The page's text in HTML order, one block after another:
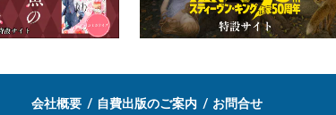
会社概要 自費出版のご案内 お問合せ